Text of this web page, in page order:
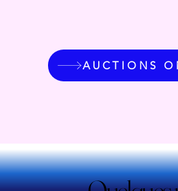
AUCTIONS